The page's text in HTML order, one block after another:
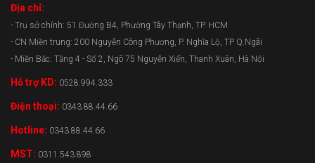
Địa chỉ:
- Trụ sở chính: 51 Đường B4, Phường Tây Thạnh, TP. HCM
- CN Miền trung: 200 Nguyễn Công Phương, P. Nghĩa Lộ, TP Q.Ngãi
- Miền Bắc: Tầng 4 - Số 2, Ngõ 75 Nguyễn Xiển, Thanh Xuân, Hà Nội
Hỗ trợ KD: 0528.994.333
Điện thoại: 0343.88.44.66
Hotline: 0343.88.44.66
MST: 0311.543.898